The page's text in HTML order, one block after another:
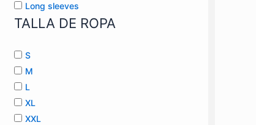
Long sleeves
TALLA DE ROPA
S
M
L
XL
XXL